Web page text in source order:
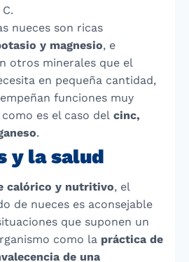
nueces son ricas
y magnesio, e
otros minerales que el
en pequeña cantidad,
funciones muy
es el caso del cinc,
.
y la salud
calórico y nutritivo, el
de nueces es aconsejable
que suponen un
como la práctica de
de una